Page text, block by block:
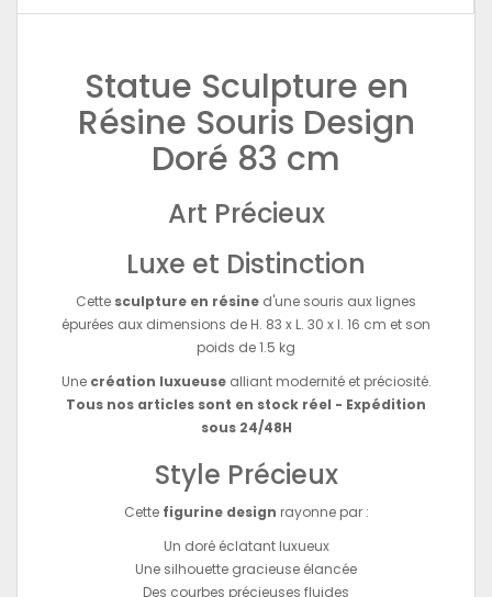
Statue Sculpture en
Résine Souris Design
Doré 83 cm
Art Précieux
Luxe et Distinction
Cette sculpture en résine d'une souris aux lignes
épurées aux dimensions de H. 83 x L. 30 x l. 16 cm et son
poids de 1.5 kg
Une création luxueusealliant modernité et préciosité.
Tous nos articles sont en stock réel - Expédition
sous 24/48H
Style Précieux
Cette figurine design rayonne par :
Un doré éclatant luxueux
Une silhouette gracieuse élancée
Des courbes précieuses fluides